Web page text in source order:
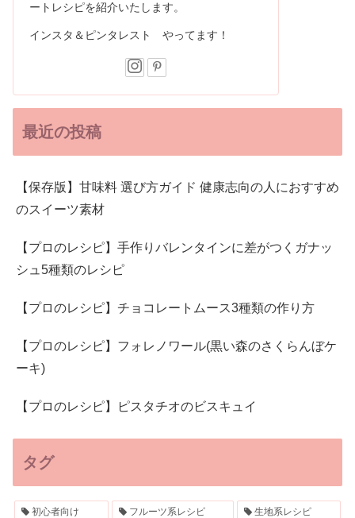
ートレシピを紹介いたします。
インスタ＆ピンタレスト やってます！
最近の投稿
【保存版】甘味料 選び方ガイド 健康志向の人におすすめ
のスイーツ素材
【プロのレシピ】手作りバレンタインに差がつくガナッ
シュ5種類のレシピ
【プロのレシピ】チョコレートムース3種類の作り方
【プロのレシピ】フォレノワール(黒い森のさくらんぼケ
ーキ)
【プロのレシピ】ピスタチオのビスキュイ
タグ
初心者向け フルーツ系レシピ 生地系レシピ